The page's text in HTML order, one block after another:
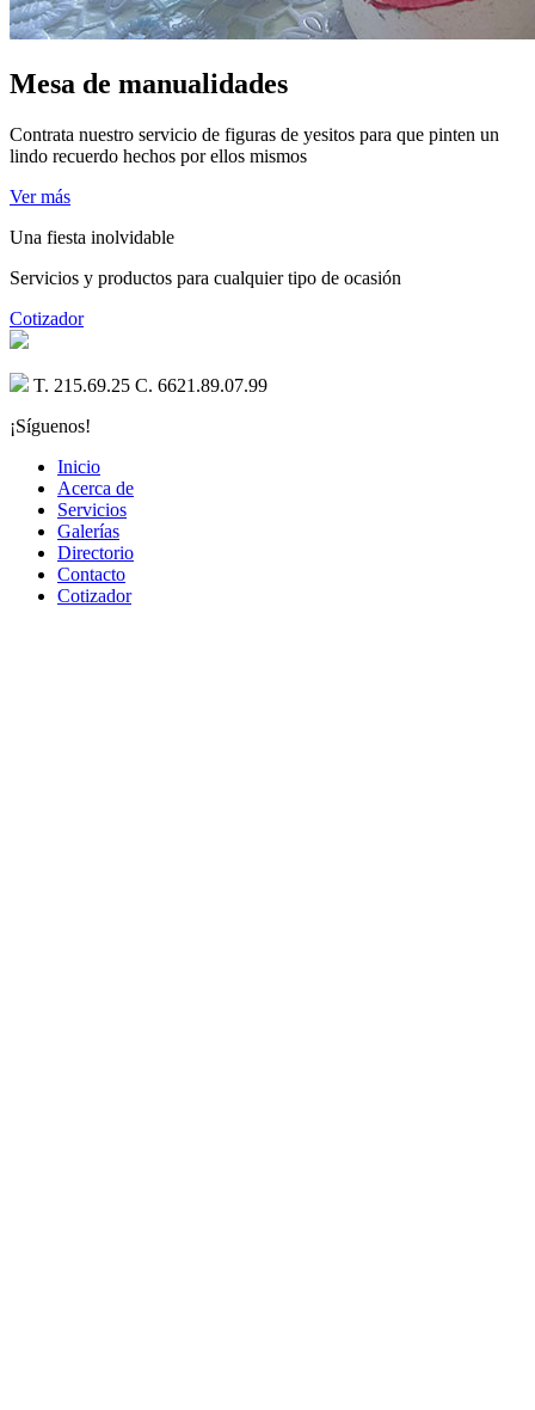
Mesa de manualidades
Contrata nuestro servicio de figuras de yesitos para que pinten un
lindo recuerdo hechos por ellos mismos
Ver más
Una fiesta inolvidable
Servicios y productos para cualquier tipo de ocasión
Cotizador
T. 215.69.25 C. 6621.89.07.99
¡Síguenos!
Inicio
Acerca de
Servicios
Galerías
Directorio
Contacto
Cotizador